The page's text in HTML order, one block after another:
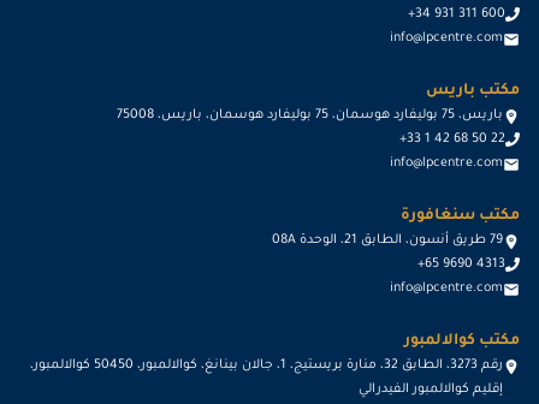
+34 931 311 600
info@lpcentre.com
مكتب باريس
باريس، 75 بوليفارد هوسمان، 75 بوليفارد هوسمان، باريس، 75008
+33 1 42 68 50 22
info@lpcentre.com
مكتب سنغافورة
79 طريق أنسون، الطابق 21، الوحدة 08A
+65 9690 4313
info@lpcentre.com
مكتب كوالالمبور
رقم 3273، الطابق 32، منارة بريستيج، 1، جالان بينانغ، كوالالمبور، 50450 كوالالمبور،
إقليم كوالالمبور الفيدرالي